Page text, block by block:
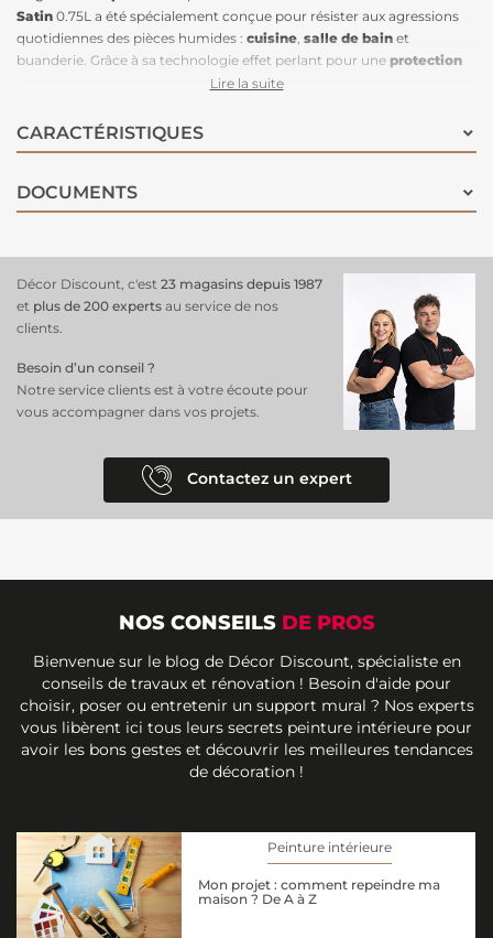
Satin 0.75L a été spécialement conçue pour résister aux agressions
quotidiennes des pièces humides : cuisine salle de bain et
buanderie. Grâce à sa technologie effet perlant pour une protection
aux traces d'eau, l'eau ne pénètre pas le support mais
et particulièrement résistante aux graisses et à
une éponge suffisent à garantir des murs d'une propreté
glycérophtaliques. Cette peinture est également concentrée en
principes actifs, ce qui lui permet une granderésistance aux
temps. Sobre et délicate, la teinteJaune Renoir Satinest une teinte
incontournable en décoration et apporte une ambiance naturelle et
raffinée.
Lire la suite
CARACTÉRISTIQUES
DOCUMENTS
Décor Discount, c'est 23 magasins depuis 1987
et plus de 200 experts au service de nos
clients.
Besoin d’un conseil ?
Notre service clients est à votre écoute pour
vous accompagner dans vos projets.
Contactez un expert
NOS CONSEILS DE PROS
Bienvenue sur le blog de Décor Discount, spécialiste en
conseils de travaux et rénovation ! Besoin d'aide pour
choisir, poser ou entretenir un support mural ? Nos experts
vous libèrent ici tous leurs secrets peinture intérieure pour
avoir les bons gestes et découvrir les meilleures tendances
de décoration !
Peinture intérieure
Mon projet : comment repeindre ma
maison ? De A à Z